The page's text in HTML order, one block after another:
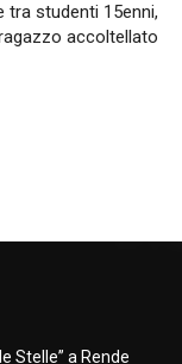
tra studenti 15enni,
accoltellato
Stelle” a Rende